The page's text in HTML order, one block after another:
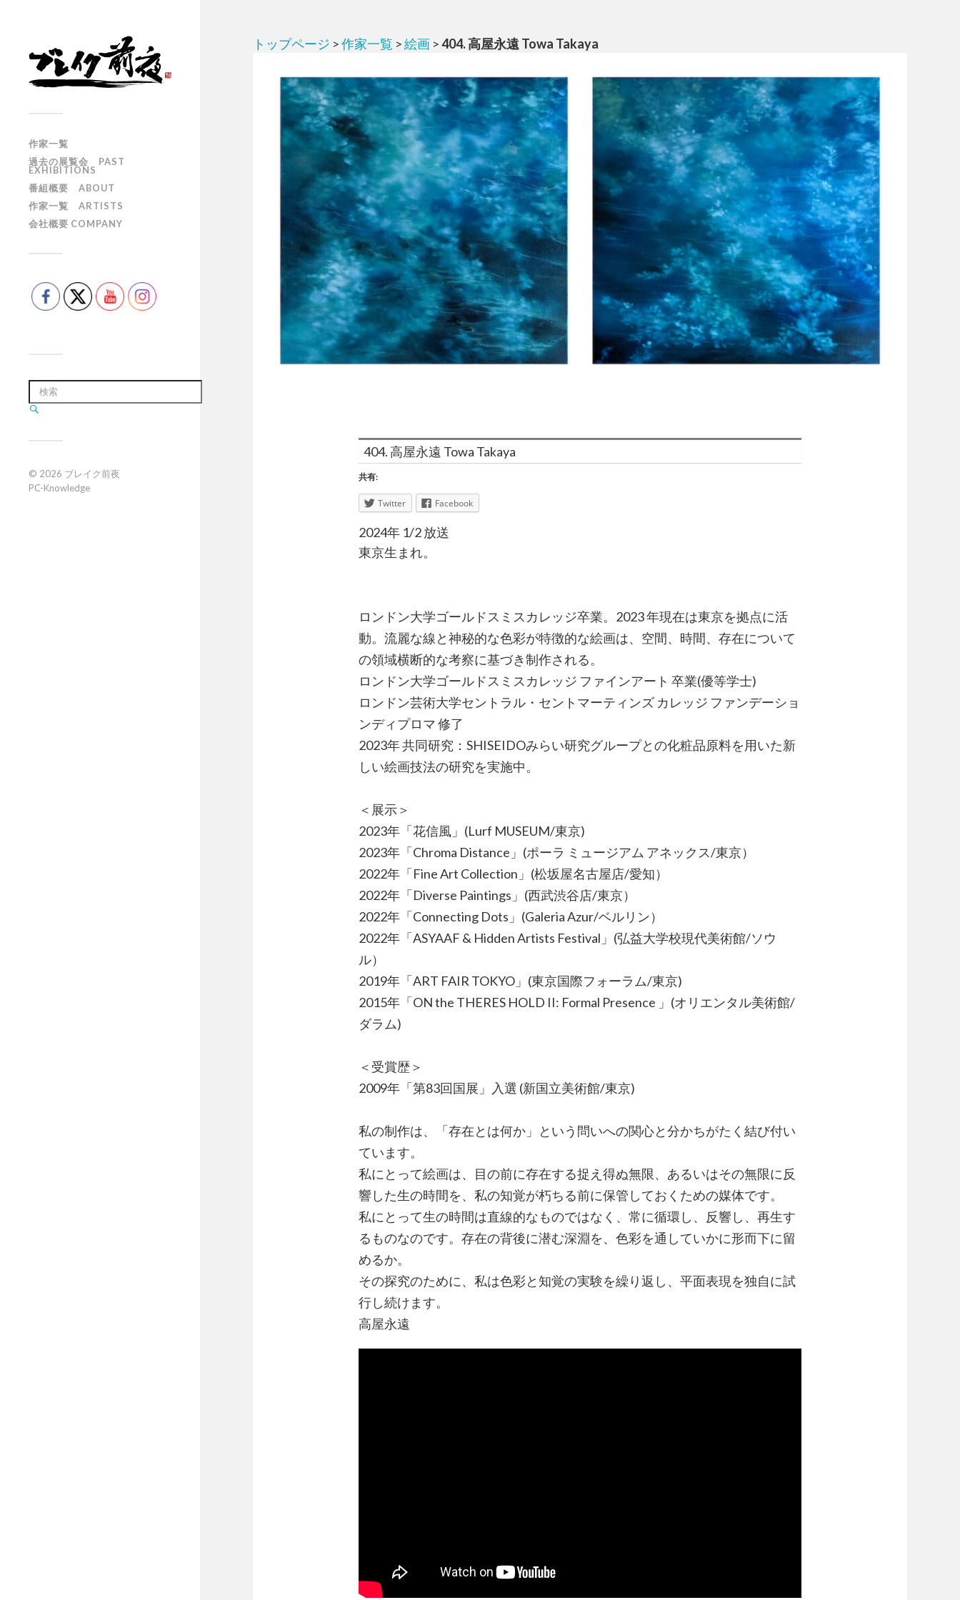
作家一覧
過去の展覧会 PAST
EXHIBITIONS
番組概要 ABOUT
作家一覧 ARTISTS
会社概要 COMPANY
© 2026 ブレイク前夜
PC-Knowledge
トップページ >作家一覧 >絵画 >404. 高屋永遠 Towa Takaya
404. 高屋永遠 Towa Takaya
共有:
Twitter Facebook
2024年 1/2 放送
東京生まれ。
ロンドン大学ゴールドスミスカレッジ卒業。2023 年現在は東京を拠点に活
動。流麗な線と神秘的な色彩が特徴的な絵画は、空間、時間、存在について
の領域横断的な考察に基づき制作される。
ロンドン大学ゴールドスミスカレッジ ファインアート 卒業(優等学士)
ロンドン芸術大学セントラル・セントマーティンズ カレッジ ファンデーショ
ンディプロマ 修了
2023年 共同研究：SHISEIDOみらい研究グループとの化粧品原料を用いた新
しい絵画技法の研究を実施中。
＜展示＞
2023年「花信風」(Lurf MUSEUM/東京)
2023年「Chroma Distance」(ポーラ ミュージアム アネックス/東京）
2022年「Fine Art Collection」(松坂屋名古屋店/愛知）
2022年「Diverse Paintings」(西武渋谷店/東京）
2022年「Connecting Dots」(Galeria Azur/ベルリン）
2022年「ASYAAF & Hidden Artists Festival」(弘益大学校現代美術館/ソウ
ル）
2019年「ART FAIR TOKYO」(東京国際フォーラム/東京)
2015年「ON the THERES HOLD II: Formal Presence 」(オリエンタル美術館/
ダラム)
＜受賞歴＞
2009年「第83回国展」入選 (新国立美術館/東京)
私の制作は、「存在とは何か」という問いへの関心と分かちがたく結び付い
ています。
私にとって絵画は、目の前に存在する捉え得ぬ無限、あるいはその無限に反
響した生の時間を、私の知覚が朽ちる前に保管しておくための媒体です。
私にとって生の時間は直線的なものではなく、常に循環し、反響し、再生す
るものなのです。存在の背後に潜む深淵を、色彩を通していかに形而下に留
めるか。
その探究のために、私は色彩と知覚の実験を繰り返し、平面表現を独自に試
行し続けます。
高屋永遠